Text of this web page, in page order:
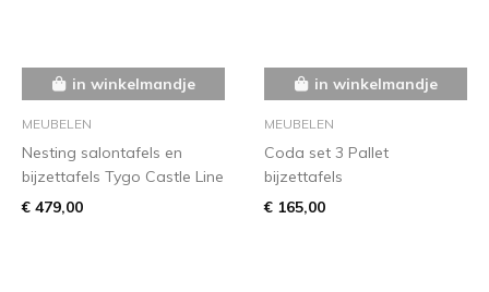
in winkelmandje
MEUBELEN
Nesting salontafels en
bijzettafels Tygo Castle Line
€ 479,00
in winkelmandje
MEUBELEN
Coda set 3 Pallet
bijzettafels
€ 165,00